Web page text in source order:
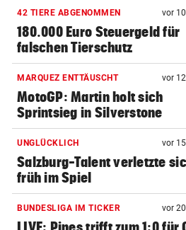
42 TIERE ABGENOMMEN vor
180.000 Euro Steuergeld für
falschen Tierschutz
MARQUEZ ENTTÄUSCHT vor
MotoGP: Martin holt sich
Sprintsieg in Silverstone
UNGLÜCKLICH vor
Salzburg-Talent verletzte
früh im Spiel
BUNDESLIGA IM TICKER vor